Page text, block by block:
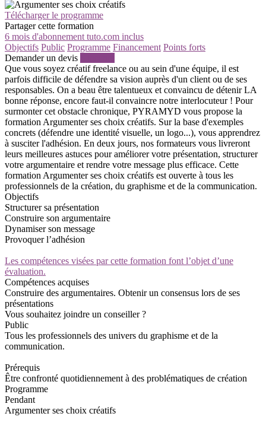
Télécharger le programme
Partager cette formation
6 mois d'abonnement tuto.com inclus
Objectifs Public Programme Financement Points forts
Demander un devis
Que vous soyez créatif freelance ou au sein d'une équipe, il est
parfois difficile de défendre sa vision auprès d'un client ou de ses
responsables. On a beau être talentueux et convaincu de détenir LA
bonne réponse, encore faut-il convaincre notre interlocuteur ! Pour
surmonter cet obstacle chronique, PYRAMYD vous propose la
formation Argumenter ses choix créatifs. Sur la base d'exemples
concrets (défendre une identité visuelle, un logo...), vous apprendrez
à susciter l'adhésion. En deux jours, nos formateurs vous livreront
leurs meilleures astuces pour améliorer votre présentation, structurer
votre argumentaire et rendre votre message plus efficace. Cette
formation Argumenter ses choix créatifs est ouverte à tous les
professionnels de la création, du graphisme et de la communication.
Objectifs
Structurer sa présentation
Construire son argumentaire
Dynamiser son message
Provoquer l’adhésion
Les compétences visées par cette formation font l’objet d’une
évaluation.
Compétences acquises
Construire des argumentaires. Obtenir un consensus lors de ses
présentations
Vous souhaitez joindre un conseiller ?
Public
Tous les professionnels des univers du graphisme et de la
communication.
Prérequis
Être confronté quotidiennement à des problématiques de création
Programme
Pendant
Argumenter ses choix créatifs